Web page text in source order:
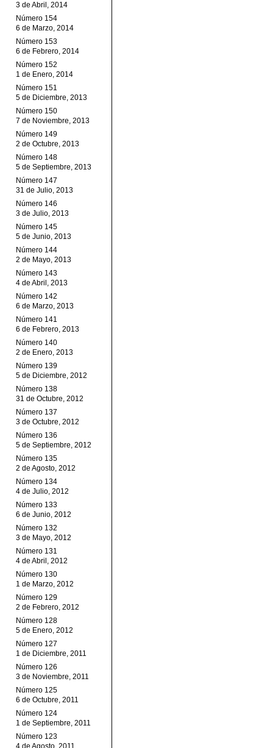
3 de Abril, 2014
Número 154
6 de Marzo, 2014
Número 153
6 de Febrero, 2014
Número 152
1 de Enero, 2014
Número 151
5 de Diciembre, 2013
Número 150
7 de Noviembre, 2013
Número 149
2 de Octubre, 2013
Número 148
5 de Septiembre, 2013
Número 147
31 de Julio, 2013
Número 146
3 de Julio, 2013
Número 145
5 de Junio, 2013
Número 144
2 de Mayo, 2013
Número 143
4 de Abril, 2013
Número 142
6 de Marzo, 2013
Número 141
6 de Febrero, 2013
Número 140
2 de Enero, 2013
Número 139
5 de Diciembre, 2012
Número 138
31 de Octubre, 2012
Número 137
3 de Octubre, 2012
Número 136
5 de Septiembre, 2012
Número 135
2 de Agosto, 2012
Número 134
4 de Julio, 2012
Número 133
6 de Junio, 2012
Número 132
3 de Mayo, 2012
Número 131
4 de Abril, 2012
Número 130
1 de Marzo, 2012
Número 129
2 de Febrero, 2012
Número 128
5 de Enero, 2012
Número 127
1 de Diciembre, 2011
Número 126
3 de Noviembre, 2011
Número 125
6 de Octubre, 2011
Número 124
1 de Septiembre, 2011
Número 123
4 de Agosto, 2011